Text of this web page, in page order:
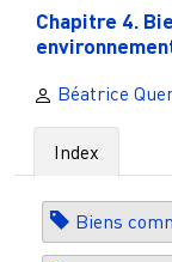
Chapitre 4.
Béatrice
Index
Biens